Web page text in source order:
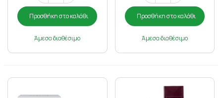
Προσθήκη στο καλάθι
Άμεσα διαθέσιμο
Προσθήκη στο καλάθι
Άμεσα διαθέσιμο